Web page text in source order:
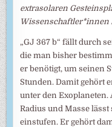
extrasolaren
Wissenschaftler*innen
„GJ 367 b“ fällt durch
die man bisher
er benötigt, um seinen
Stunden. Damit gehört
unter den Exoplaneten.
Radius und Masse lässt
einstufen. Er gehört